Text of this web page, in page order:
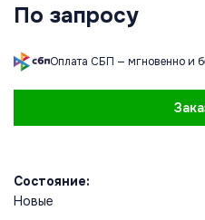
По запросу
Оплата СБП — мгновенно и
Состояние:
Новые